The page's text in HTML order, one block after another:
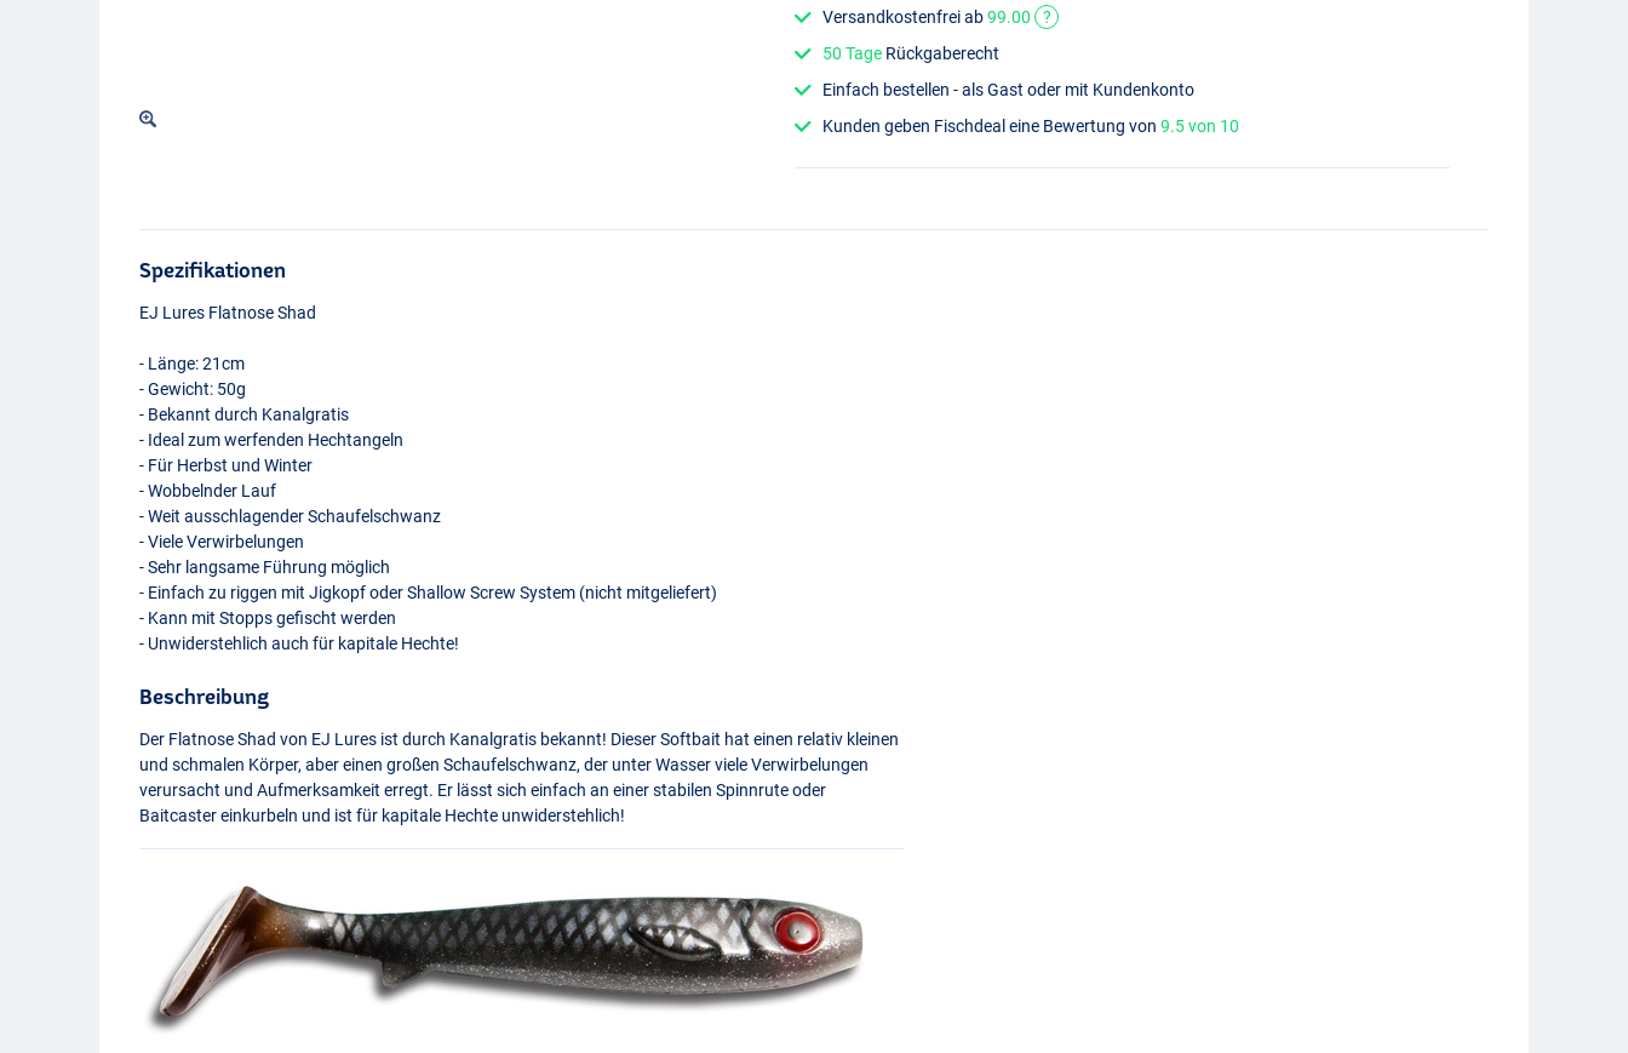
Versandkostenfrei ab99.00
?
50 Tage Rückgaberecht
Einfach bestellen - als Gast oder mit Kundenkonto
Kunden geben Fischdeal eine Bewertung von9.5 von 10
Spezifikationen
EJ Lures Flatnose Shad
- Länge: 21cm
- Gewicht: 50g
- Bekannt durch Kanalgratis
- Ideal zum werfenden Hechtangeln
- Für Herbst und Winter
- Wobbelnder Lauf
- Weit ausschlagender Schaufelschwanz
- Viele Verwirbelungen
- Sehr langsame Führung möglich
- Einfach zu riggen mit Jigkopf oder Shallow Screw System (nicht mitgeliefert)
- Kann mit Stopps gefischt werden
- Unwiderstehlich auch für kapitale Hechte!
Beschreibung
Der Flatnose Shad von EJ Lures ist durch Kanalgratis bekannt! Dieser Softbait hat einen relativ kleinen
und schmalen Körper, aber einen großen Schaufelschwanz, der unter Wasser viele Verwirbelungen
verursacht und Aufmerksamkeit erregt. Er lässt sich einfach an einer stabilen Spinnrute oder
Baitcaster einkurbeln und ist für kapitale Hechte unwiderstehlich!